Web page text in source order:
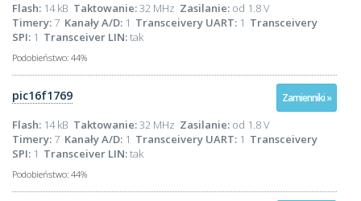
Flash: 14 kB Taktowanie:32 MHz Zasilanie: od 1.8 V
Timery: 7 Kanały A/D: 1 Transceivery UART: 1 Transceivery
SPI: 1 Transceiver LIN:tak
Podobieństwo: 44%
Zamienniki »
pic16f1769
Flash: 14 kB Taktowanie:32 MHz Zasilanie: od 1.8 V
Timery: 7 Kanały A/D: 1 Transceivery UART: 1 Transceivery
SPI: 1 Transceiver LIN:tak
Podobieństwo: 44%